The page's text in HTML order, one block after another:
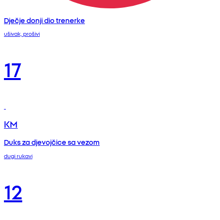
Dječje donji dio trenerke
ušivak, prošivi
17
KM
Duks za djevojčice sa vezom
dugi rukavi
12